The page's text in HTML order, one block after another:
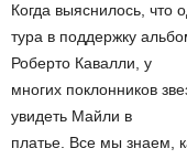
Когда выяснилось, что
тура в поддержку
Роберто Кавалли, у
многих поклонников
увидеть Майли в
платье. Все мы знаем,